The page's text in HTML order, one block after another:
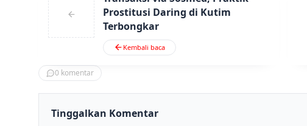
Prostitusi Daring di Kutim
Terbongkar
Kembali baca
0 komentar
Tinggalkan Komentar